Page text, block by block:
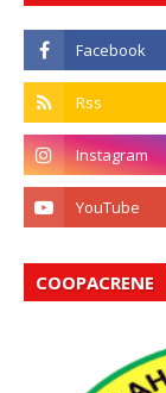
COOPACRENE